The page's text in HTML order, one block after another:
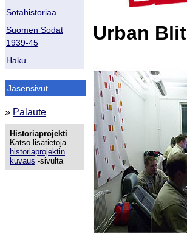
Sotahistoriaa
Suomen Sodat
1939-45
Haku
Jäsensivut
» Palaute
Historiaprojekti
Katso lisätietoja
historiaprojektin
kuvaus -sivulta
Urban